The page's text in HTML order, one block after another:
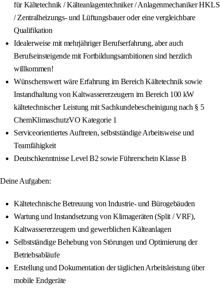
für Kältetechnik / Kälteanlagentechniker / Anlagenmechaniker HKLS
/ Zentralheizungs- und Lüftungsbauer oder eine vergleichbare
Qualifikation
Idealerweise mit mehrjähriger Berufserfahrung, aber auch
Berufseinsteigende mit Fortbildungsambitionen sind herzlich
willkommen!
Wünschenswert wäre Erfahrung im Bereich Kältetechnik sowie
Instandhaltung von Kaltwassererzeugern im Bereich 100 kW
kältetechnischer Leistung mit Sachkundebescheinigung nach § 5
ChemKlimaschutzVO Kategorie 1
Serviceorientiertes Auftreten, selbstständige Arbeitsweise und
Teamfähigkeit
Deutschkenntnisse Level B2 sowie Führerschein Klasse B
Deine Aufgaben:
Kältetechnische Betreuung von Industrie- und Bürogebäuden
Wartung und Instandsetzung von Klimageräten (Split / VRF),
Kaltwassererzeugern und gewerblichen Kälteanlagen
Selbstständige Behebung von Störungen und Optimierung der
Betriebsabläufe
Erstellung und Dokumentation der täglichen Arbeitsleistung über
mobile Endgeräte